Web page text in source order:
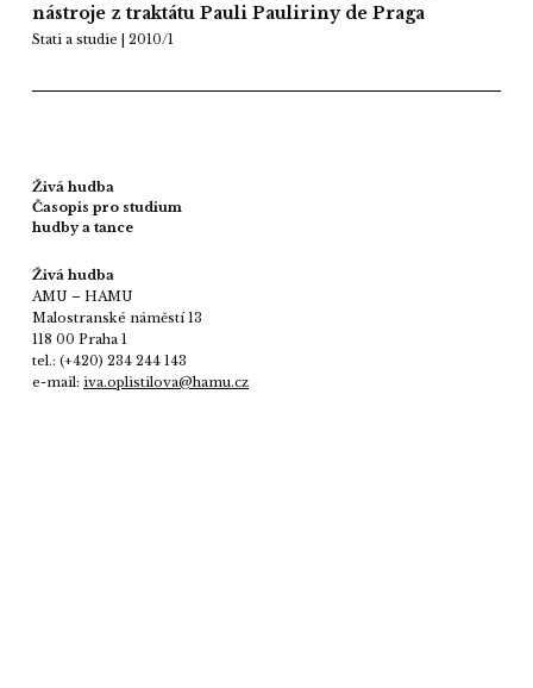
nástroje z traktátu Pauli Pauliriny de Praga
Stati a studie | 2010/1
Živá hudba
Časopis pro studium
hudby a tance
Živá hudba
AMU – HAMU
Malostranské náměstí 13
118 00 Praha 1
tel.: (+420) 234 244 143
e-mail: iva.oplistilova@hamu.cz